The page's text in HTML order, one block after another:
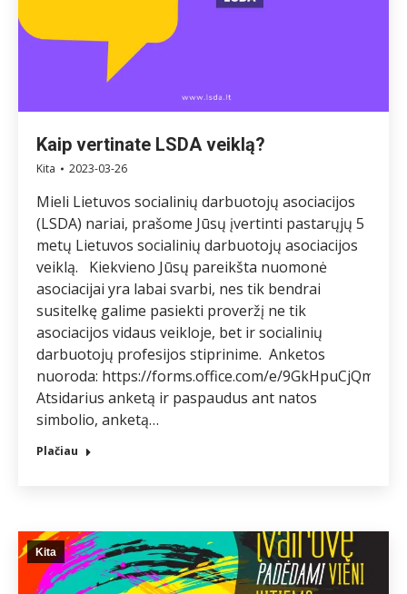
Kaip vertinate LSDA veiklą?
Kita 2023-03-26
Mieli Lietuvos socialinių darbuotojų asociacijos
(LSDA) nariai, prašome Jūsų įvertinti pastarųjų 5
metų Lietuvos socialinių darbuotojų asociacijos
veiklą. Kiekvieno Jūsų pareikšta nuomonė
asociacijai yra labai svarbi, nes tik bendrai
susitelkę galime pasiekti proveržį ne tik
asociacijos vidaus veikloje, bet ir socialinių
darbuotojų profesijos stiprinime. Anketos
nuoroda: https://forms.office.com/e/9GkHpuCjQm
Atsidarius anketą ir paspaudus ant natos
simbolio, anketą…
Plačiau
Kita